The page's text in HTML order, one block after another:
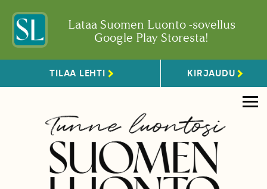
Lataa Suomen Luonto -sovellus
Google Play Storesta!
TILAA LEHTI KIRJAUDU